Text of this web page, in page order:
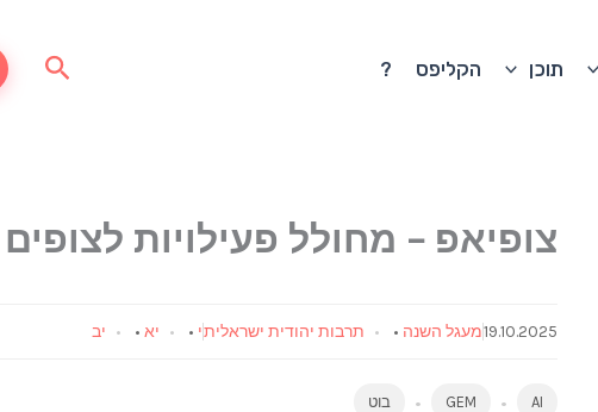
תוכן הקליפס ? חיפוש
צופיאפ – מחולל פעילויות לצופים
19.10.2025מעגל השנה • תרבות יהודית ישראליתי • יא • יב
AI
GEM בוט